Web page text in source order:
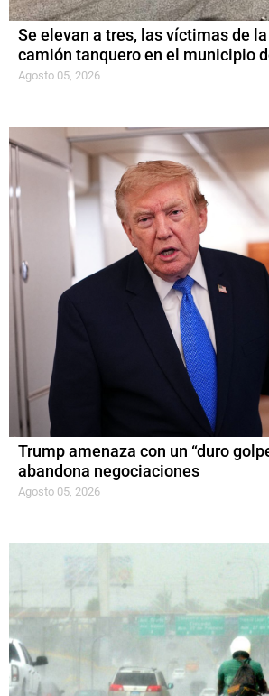
Se elevan a tres, las víctimas de
camión tanquero en el municipio
Agosto 05, 2026
Trump amenaza con un “duro
abandona negociaciones
Agosto 05, 2026